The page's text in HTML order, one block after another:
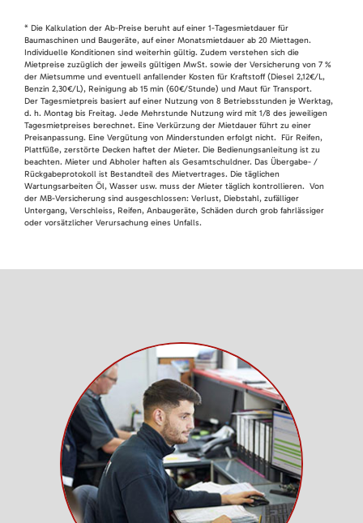
* Die Kalkulation der Ab-Preise beruht auf einer 1-Tagesmietdauer für
Baumaschinen und Baugeräte, auf einer Monatsmietdauer ab 20 Miettagen.
Individuelle Konditionen sind weiterhin gültig. Zudem verstehen sich die
Mietpreise zuzüglich der jeweils gültigen MwSt. sowie der Versicherung von 7 %
der Mietsumme und eventuell anfallender Kosten für Kraftstoff (Diesel 2,12€/L,
Benzin 2,30€/L), Reinigung ab 15 min (60€/Stunde) und Maut für Transport.
Der Tagesmietpreis basiert auf einer Nutzung von 8 Betriebsstunden je Werktag,
d. h. Montag bis Freitag. Jede Mehrstunde Nutzung wird mit 1/8 des jeweiligen
Tagesmietpreises berechnet. Eine Verkürzung der Mietdauer führt zu einer
Preisanpassung. Eine Vergütung von Minderstunden erfolgt nicht. Für Reifen,
Plattfüße, zerstörte Decken haftet der Mieter. Die Bedienungsanleitung ist zu
beachten. Mieter und Abholer haften als Gesamtschuldner. Das Übergabe- /
Rückgabeprotokoll ist Bestandteil des Mietvertrages. Die täglichen
Wartungsarbeiten Öl, Wasser usw. muss der Mieter täglich kontrollieren. Von
der MB-Versicherung sind ausgeschlossen: Verlust, Diebstahl, zufälliger
Untergang, Verschleiss, Reifen, Anbaugeräte, Schäden durch grob fahrlässiger
oder vorsätzlicher Verursachung eines Unfalls.